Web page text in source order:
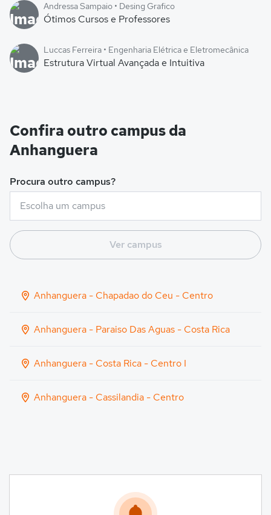
Andressa Sampaio • Desing Grafico
Ótimos Cursos e Professores
Luccas Ferreira • Engenharia Elétrica e Eletromecânica
Estrutura Virtual Avançada e Intuitiva
Confira outro campus da
Anhanguera
Procura outro campus?
Ver campus
Anhanguera - Chapadao do Ceu - Centro
Anhanguera - Paraiso Das Aguas - Costa Rica
Anhanguera - Costa Rica - Centro I
Anhanguera - Cassilandia - Centro